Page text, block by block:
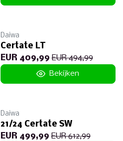
Daiwa
Certate LT
EUR 409,99 EUR 494,99
Bekijken
Daiwa
21/24 Certate SW
EUR 499,99 EUR 612,99